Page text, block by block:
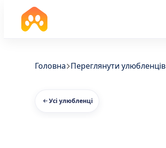
Головна Переглянути улюбленців
Усі улюбленці